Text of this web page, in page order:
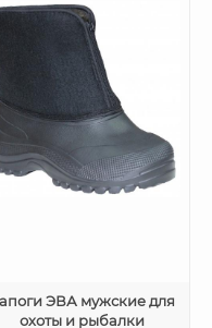
ЭВА мужские для
охоты и рыбалки